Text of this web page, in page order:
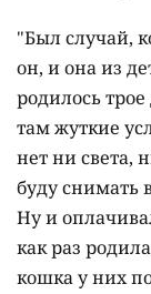
"Был случай,
он, и она из
родилось
там жуткие
нет ни света,
буду снимать
Ну и
как раз
кошка у них